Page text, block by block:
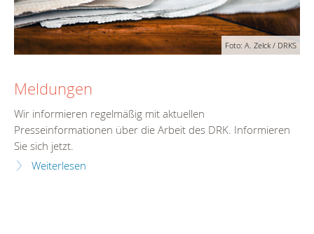
Foto: A. Zelck / DRKS
Meldungen
Wir informieren regelmäßig mit aktuellen
Presseinformationen über die Arbeit des DRK. Informieren
Sie sich jetzt.
Weiterlesen